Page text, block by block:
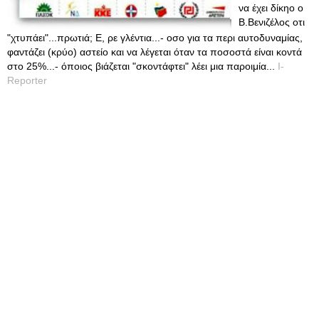
να έχει δίκηο ο
Β.Βενιζέλος οτι
"χτυπάει"...πρωτιά; Ε, ρε γλέντια...- οσο για τα περι αυτοδυναμίας,
φαντάζει (κρύο) αστείο και να λέγεται όταν τα ποσοστά είναι κοντά
στο 25%...- όποιος βιάζεται "σκοντάφτει" λέει μια παροιμία... I-
Reporter